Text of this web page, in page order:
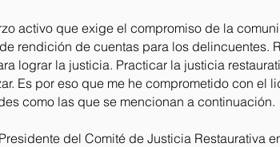
activo que exige el compromiso de la
rendición de cuentas para los
lograr la justicia. Practicar la justicia
Es por eso que me he comprometido con el
como las que se mencionan a continuación.
del Comité de Justicia Restaurativa